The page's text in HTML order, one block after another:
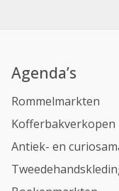
Agenda’s
Rommelmarkten
Kofferbakverkopen
Antiek- en